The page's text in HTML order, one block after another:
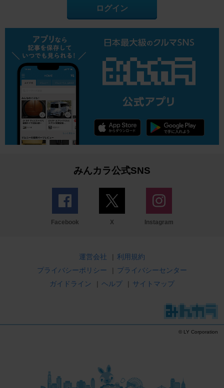
ログイン
みんカラ公式SNS
Facebook X Instagram
運営会社 | 利用規約
プライバシーポリシー
| プライバシーセンター
ガイドライン
| ヘルプ | サイトマップ
© LY Corporation